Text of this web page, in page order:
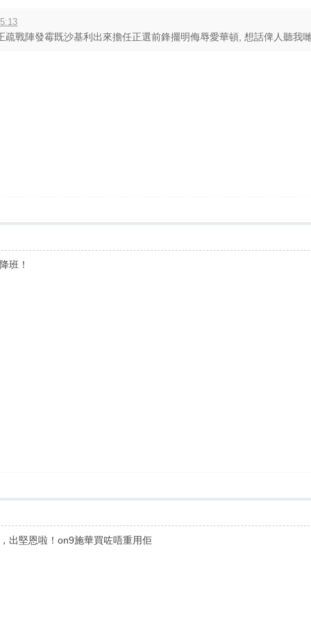
疏戰陣發霉既沙基利出來擔任正選前鋒擺明侮辱愛華頓, 想話俾人聽我
班！
出堅恩啦！on9施華買咗唔重用佢